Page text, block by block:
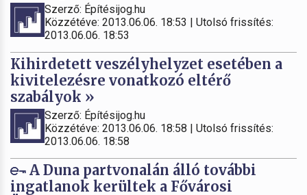
Szerző: Építésijog.hu
Közzétéve: 2013.06.06. 18:53 | Utolsó frissítés:
2013.06.06. 18:53
Kihirdetett veszélyhelyzet esetében a
kivitelezésre vonatkozó eltérő
szabályok »
Szerző: Építésijog.hu
Közzétéve: 2013.06.06. 18:58 | Utolsó frissítés:
2013.06.06. 18:58
A Duna partvonalán álló további
ingatlanok kerültek a Fővárosi